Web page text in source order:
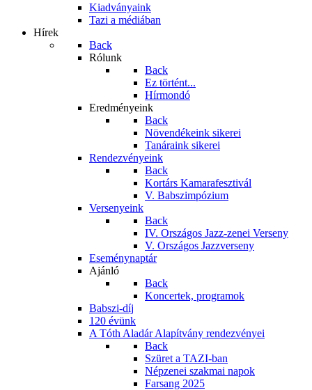
Kiadványaink
Tazi a médiában
Hírek
Back
Rólunk
Back
Ez történt...
Hírmondó
Eredményeink
Back
Növendékeink sikerei
Tanáraink sikerei
Rendezvényeink
Back
Kortárs Kamarafesztivál
V. Babszimpózium
Versenyeink
Back
IV. Országos Jazz-zenei Verseny
V. Országos Jazzverseny
Eseménynaptár
Ajánló
Back
Koncertek, programok
Babszi-díj
120 évünk
A Tóth Aladár Alapítvány rendezvényei
Back
Szüret a TAZI-ban
Népzenei szakmai napok
Farsang 2025